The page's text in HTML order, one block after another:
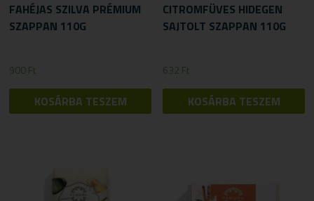
FAHÉJAS SZILVA PRÉMIUM
SZAPPAN 110G
900Ft
KOSÁRBA TESZEM
CITROMFÜVES HIDEGEN
SAJTOLT SZAPPAN 110G
632 Ft
KOSÁRBA TESZEM